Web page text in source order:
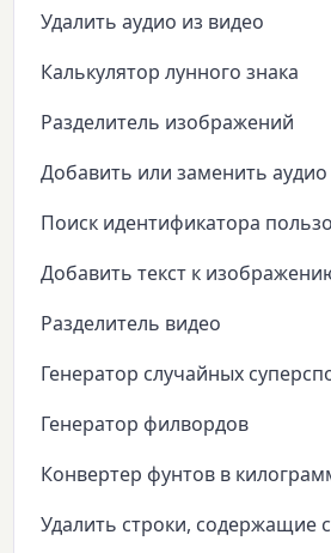
Удалить аудио из видео
Калькулятор лунного знака
Разделитель изображений
Добавить или заменить аудио
Поиск идентификатора
Добавить текст к
Разделитель видео
Генератор случайных
Генератор филвордов
Конвертер фунтов в
Удалить строки, содержащие